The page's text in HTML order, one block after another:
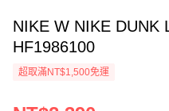
NIKE W NIKE DUNK
HF1986100
超取滿NT$1,500免運